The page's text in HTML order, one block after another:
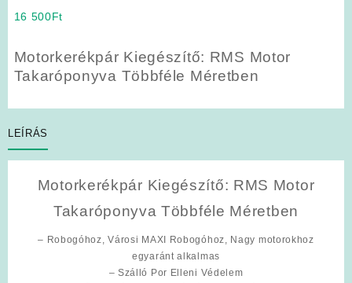
16 500Ft
Motorkerékpár Kiegészítő: RMS Motor
Takaróponyva Többféle Méretben
LEÍRÁS
Motorkerékpár Kiegészítő: RMS Motor
Takaróponyva Többféle Méretben
– Robogóhoz, Városi MAXI Robogóhoz, Nagy motorokhoz
egyaránt alkalmas
– Szálló Por Elleni Védelem